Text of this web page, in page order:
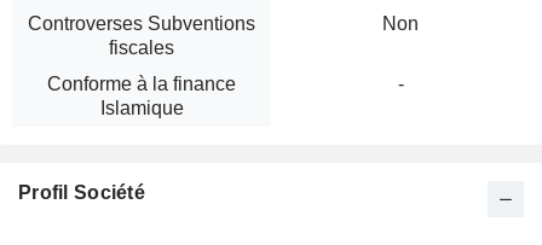
Controverses Subventions
fiscales
Non
Conforme à la finance
Islamique
-
Profil Société